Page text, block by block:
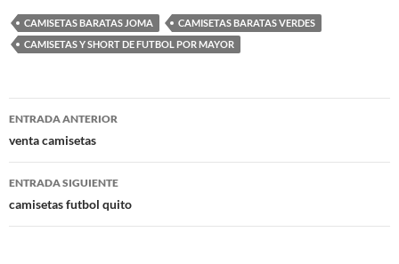
CAMISETAS BARATAS JOMA
CAMISETAS BARATAS VERDES
CAMISETAS Y SHORT DE FUTBOL POR MAYOR
Navegación
de
entradas
ENTRADA ANTERIOR
venta camisetas
ENTRADA SIGUIENTE
camisetas futbol quito